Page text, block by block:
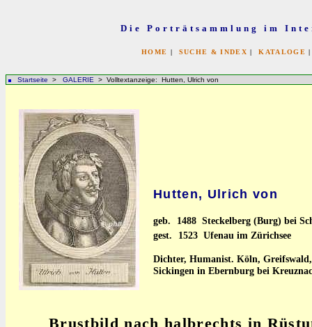
Die Porträtsammlung im
HOME | SUCHE & INDEX |KATALOGE
Startseite > GALERIE > Volltextanzeige: Hutten, Ulrich von
Hutten, Ulrich von
geb.
1488 Steckelberg (Burg) bei
gest.
1523 Ufenau im Zürichsee
Dichter, Humanist. Köln,
Sickingen in Ebernburg bei
Brustbild nach halbrechts in